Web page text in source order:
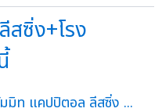
ซิ่ง+โรง